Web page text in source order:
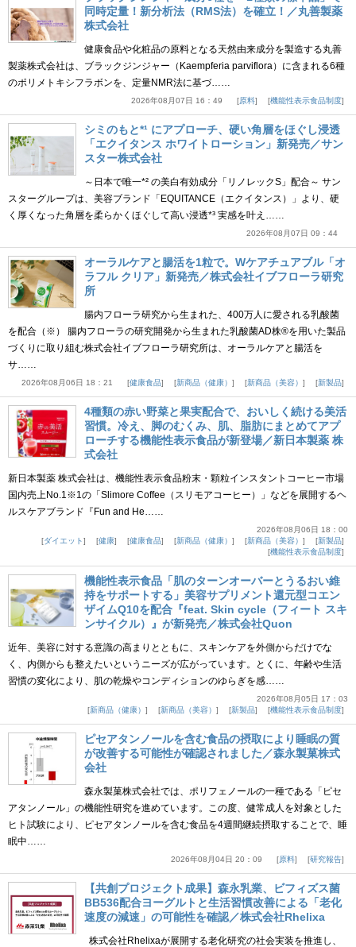
同時定量！新分析法（RMS法）を確立！／丸善製薬
株式会社
健康食品や化粧品の原料となる天然由来成分を製造する丸善
製薬株式会社は、ブラックジンジャー（Kaempferia parviflora）に含まれる6種
のポリメトキシフラボンを、定量NMR法に基づ……
2026年08月07日 16：49 原料 機能性表示食品制度
シミのもと*¹ にアプローチ、硬い角層をほぐし浸透
「エクイタンス ホワイトローション」新発売／サン
スター株式会社
～日本で唯一*² の美白有効成分「リノレックS」配合～ サン
スターグループは、美容ブランド「EQUITANCE（エクイタンス）」より、硬
く厚くなった角層を柔らかくほぐして高い浸透*³ 実感を叶え……
2026年08月07日 09：44
オーラルケアと腸活を1粒で。Wケアチュアブル「オ
ラフル クリア」新発売／株式会社イブフローラ研究
所
腸内フローラ研究から生まれた、400万人に愛される乳酸菌
を配合（※） 腸内フローラの研究開発から生まれた乳酸菌AD株®を用いた製品
づくりに取り組む株式会社イブフローラ研究所は、オーラルケアと腸活を
サ……
2026年08月06日 18：21 健康食品 新商品（健康） 新商品（美容） 新製品
4種類の赤い野菜と果実配合で、おいしく続ける美活
習慣。冷え、脚のむくみ、肌、脂肪にまとめてアプ
ローチする機能性表示食品が新登場／新日本製薬 株
式会社
新日本製薬 株式会社は、機能性表示食品粉末・顆粒インスタントコーヒー市場
国内売上No.1※1の「Slimore Coffee（スリモアコーヒー）」などを展開するヘ
ルスケアブランド『Fun and He……
2026年08月06日 18：00
ダイエット
健康 健康食品 新商品（健康） 新商品（美容）
新製品
機能性表示食品制度
機能性表示食品「肌のターンオーバーとうるおい維
持をサポートする」美容サプリメント還元型コエン
ザイムQ10を配合『feat. Skin cycle（フィート スキ
ンサイクル）』が新発売／株式会社Quon
近年、美容に対する意識の高まりとともに、スキンケアを外側からだけでな
く、内側からも整えたいというニーズが広がっています。とくに、年齢や生活
習慣の変化により、肌の乾燥やコンディションのゆらぎを感……
2026年08月05日 17：03
新商品（健康）
新商品（美容） 新製品 機能性表示食品制度
ピセアタンノールを含む食品の摂取により睡眠の質
が改善する可能性が確認されました／森永製菓株式
会社
森永製菓株式会社では、ポリフェノールの一種である「ピセ
アタンノール」の機能性研究を進めています。この度、健常成人を対象とした
ヒト試験により、ピセアタンノールを含む食品を4週間継続摂取することで、睡
眠中……
2026年08月04日 20：09 原料 研究報告
【共創プロジェクト成果】森永乳業、ビフィズス菌
BB536配合ヨーグルトと生活習慣改善による「老化
速度の減速」の可能性を確認／株式会社Rhelixa
株式会社Rhelixaが展開する老化研究の社会実装を推進し、